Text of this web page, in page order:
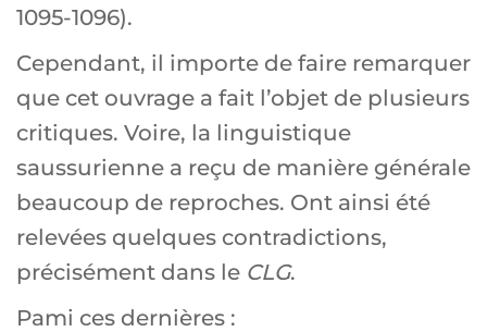
1095-1096).
Cependant, il importe de faire remarquer
que cet ouvrage a fait l’objet de plusieurs
critiques. Voire, la linguistique
saussurienne a reçu de manière générale
beaucoup de reproches. Ont ainsi été
relevées quelques contradictions,
précisément dans le CLG.
Pami ces dernières :